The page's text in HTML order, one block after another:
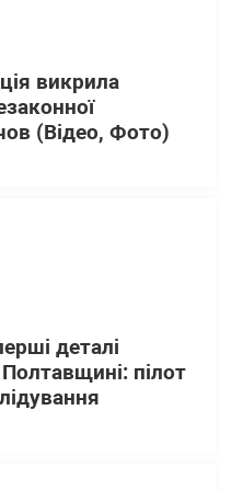
викрила
(Відео, Фото)
деталі
пілот